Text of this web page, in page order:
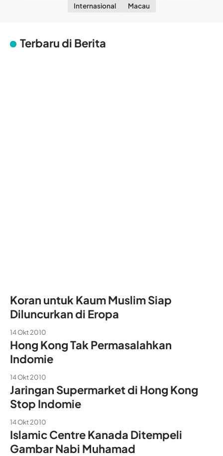
Internasional
Macau
Terbaru di Berita
Koran untuk Kaum Muslim Siap
Diluncurkan di Eropa
14 Okt 2010
Hong Kong Tak Permasalahkan
Indomie
14 Okt 2010
Jaringan Supermarket di Hong Kong
Stop Indomie
14 Okt 2010
Islamic Centre Kanada Ditempeli
Gambar Nabi Muhamad